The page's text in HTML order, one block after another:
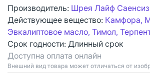
Производитель: Шрея Лайф
Действующее вещество: Камфора,
Эвкалиптовое масло, Тимол,
Срок годности: Длинный срок
Доступна оплата онлайн
Bнешний вид товара может отличаться от